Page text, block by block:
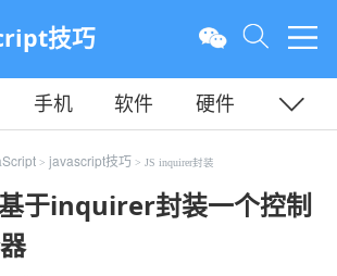
技巧
手机 软件
硬件
服务器
> javascript技巧 > JS inquirer封装
于inquirer封装一个控制